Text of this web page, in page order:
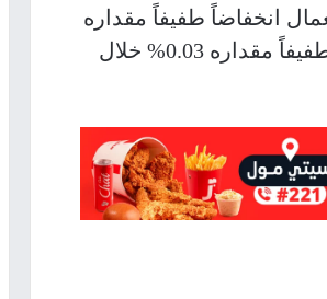
العمال انخفاضاً طفيفاً مقداره
0.06%، وأسعار مجموعة الخامات والمواد الأولية انخفاضاً طفيفاً مقداره 0.03% خلال